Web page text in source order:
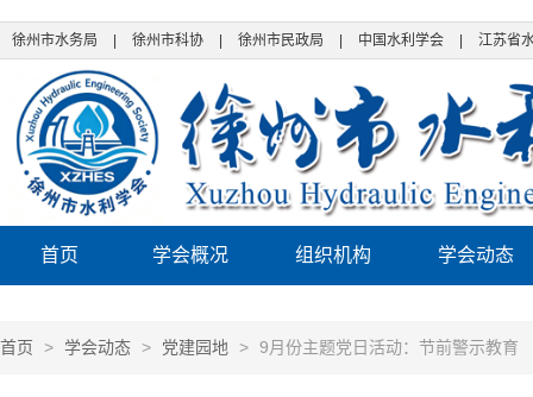
徐州市水务局 徐州市科协 徐州市民政局 中国水利学会 江苏省
首页 学会概况 组织机构 学会动态
首页 > 学会动态 > 党建园地 > 9月份主题党日活动：节前警示教育